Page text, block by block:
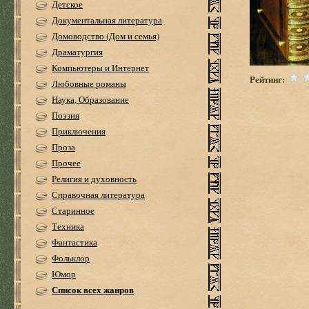
Детское
Документальная литература
Домоводство (Дом и семья)
Драматургия
Компьютеры и Интернет
Любовные романы
Наука, Образование
Поэзия
Приключения
Проза
Прочее
Религия и духовность
Справочная литература
Старинное
Техника
Фантастика
Фольклор
Юмор
Список всех жанров
Рейтинг: